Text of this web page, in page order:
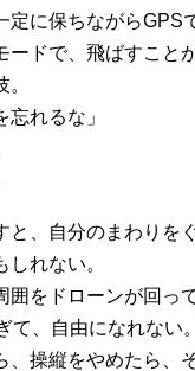
定に保ちながらGPS
ドで、飛ばすこと
忘れるな」
と、自分のまわりを
れない。
をドローンが回っ
、自由になれない。
、操縦をやめたら、